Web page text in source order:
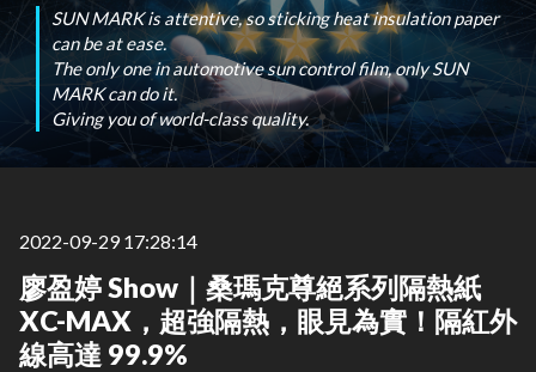
SUN MARK is attentive, so sticking heat insulation paper
can be at ease.
The only one in automotive sun control film, only SUN
MARK can do it.
Giving you of world-class quality.
2022-09-29 17:28:14
廖盈婷 Show｜桑瑪克尊絕系列隔熱紙
XC-MAX，超強隔熱，眼見為實！隔紅外
線高達 99.9%